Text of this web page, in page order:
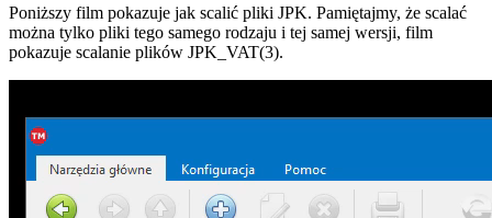
Poniższy film pokazuje jak scalić pliki JPK. Pamiętajmy, że scalać
można tylko pliki tego samego rodzaju i tej samej wersji, film
pokazuje scalanie plików JPK_VAT(3).